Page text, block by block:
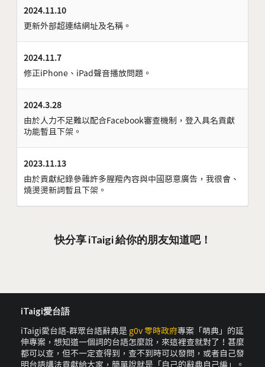
2024.11.10
更新外部超連結網址及名稱。
2024.11.7
修正iPhone、iPad聲音播放問題。
2024.3.28
由於人力不足難以配合Facebook審查機制，登入具名貢獻
功能暫且下架。
2023.11.13
由於貢獻紀錄參雜許多腥羶內容與中國惡意廣告，我很會、
燒燙燙新詞暫且下架。
快分享 iTaigi 給你的朋友知道吧！
iTaigi愛台語
iTaigi愛台語-群眾台語辭典是 g0v 零時政府專案「萌典」的延
伸專案，想知道一個詞的台語怎麼說，來這裡查就對了！甚麼
都可以查，但不一定查得到，查不到時可以發問，或者自己發
明台語講法貢獻給大家，簡單說就是「自己的辭典自己編」。